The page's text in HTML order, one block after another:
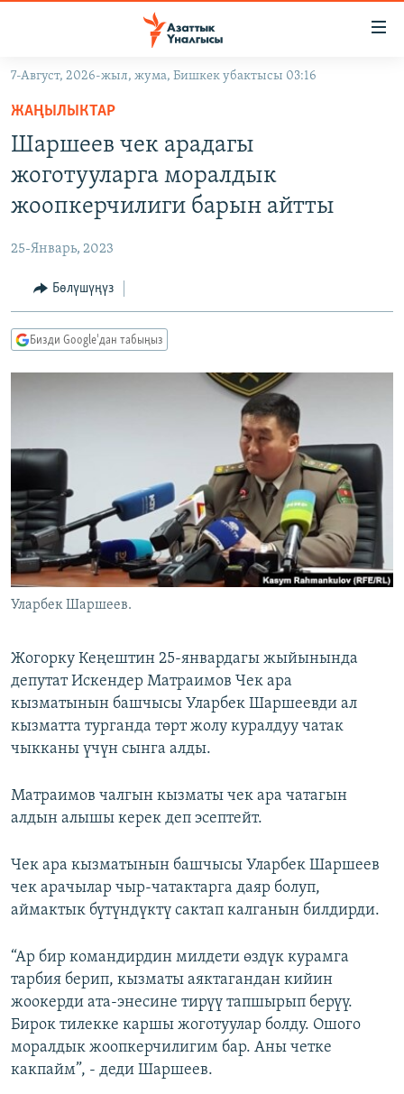
Навигацияга
өтүңүз
Издөөгө
салыңызКЫРГЫЗСТАН
МАДАНИЯТ
ДҮЙНӨ
УКРАИНА
ТВ ПРОГРАММАЛАР
БҮГҮН АЗАТТЫКТА
АЗАТТЫК+
ЫҢГАЙСЫЗ СУРООЛОР
ПОДКАСТ
Русский
ЭЕ/АРнун бардык сайттары
7-Август, 2026-жыл, жума, Бишкек убактысы 03:16
ЖАҢЫЛЫКТАР
Шаршеев чек арадагы
жоготууларга моралдык
жоопкерчилиги барын айтты
25-Январь, 2023
Бөлүшүңүз
Бизди Google'дан табыңыз
Уларбек Шаршеев.
Жогорку Кеңештин 25-январдагы жыйынында
депутат Искендер Матраимов Чек ара
кызматынын башчысы Уларбек Шаршеевди ал
кызматта турганда төрт жолу куралдуу чатак
чыкканы үчүн сынга алды.
Матраимов чалгын кызматы чек ара чатагын
алдын алышы керек деп эсептейт.
Чек ара кызматынын башчысы Уларбек Шаршеев
чек арачылар чыр-чатактарга даяр болуп,
аймактык бүтүндүктү сактап калганын билдирди.
“Ар бир командирдин милдети өздүк курамга
тарбия берип, кызматы аяктагандан кийин
жоокерди ата-энесине тирүү тапшырып берүү.
Бирок тилекке каршы жоготуулар болду. Ошого
моралдык жоопкерчилигим бар. Аны четке
какпайм”, - деди Шаршеев.